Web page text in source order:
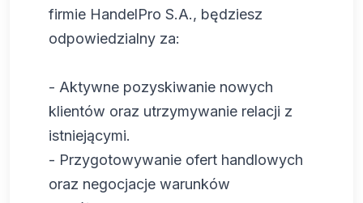
firmie HandelPro S.A., będziesz
odpowiedzialny za:
- Aktywne pozyskiwanie nowych
klientów oraz utrzymywanie relacji z
istniejącymi.
- Przygotowywanie ofert handlowych
oraz negocjacje warunków